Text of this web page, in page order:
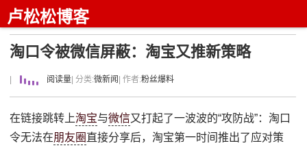
卢松松博客
淘口令被微信屏蔽：淘宝又推新策略
阅读量 | 分类:微新闻 | 作者:粉丝爆料
在链接跳转上淘宝与微信又打起了一波波的“攻防战”：淘口
令无法在朋友圈 直接分享后，淘宝第一时间推出了应对策